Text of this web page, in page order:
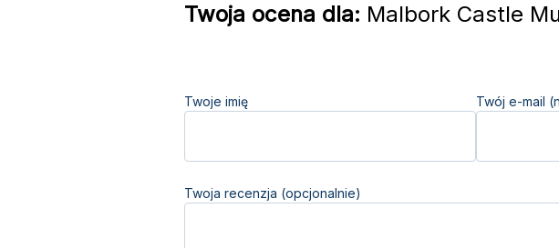
Twoja ocena dla: Malbork Castle
Twoje imię Twój e-mail
Twoja recenzja (opcjonalnie)